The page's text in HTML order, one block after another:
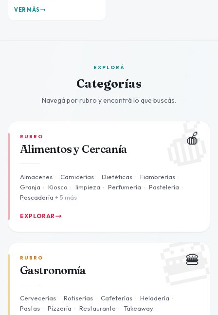
VER MÁS
EXPLORÁ
Categorías
Navegá por rubro y encontrá lo que buscás.
🍎
RUBRO
Alimentos y Cercanía
Almacenes · Carnicerías · Dietéticas · Fiambrerías ·
Granja · Kiosco · limpieza · Perfumería · Pastelería ·
Pescadería + 5 más
EXPLORAR
🍔
RUBRO
Gastronomía
Cervecerías · Rotiserías · Cafeterías · Heladería ·
Pastas · Pizzería · Restaurante · Takeaway